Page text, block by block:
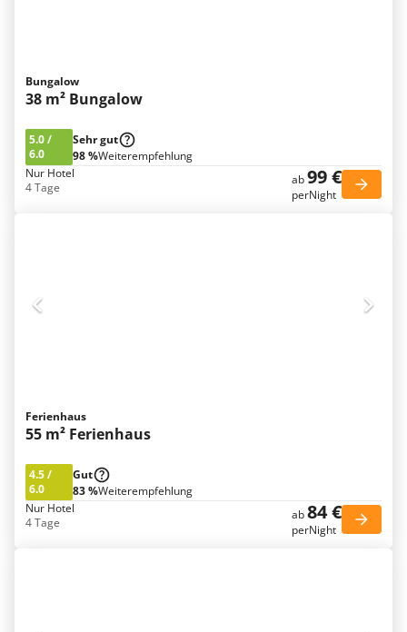
Bungalow
38 m² Bungalow
5.0/
6.0
Sehr gut
98 %Weiterempfehlung
Nur Hotel
4 Tage
ab99 €
perNight
Ferienhaus
55 m² Ferienhaus
4.5/
6.0
Gut
83 %Weiterempfehlung
Nur Hotel
4 Tage
ab84 €
perNight